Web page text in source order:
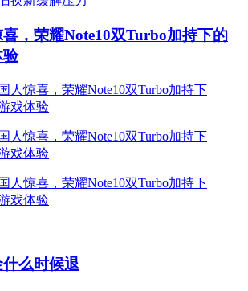
，荣耀Note10双Turbo加持下的
验
么时候退